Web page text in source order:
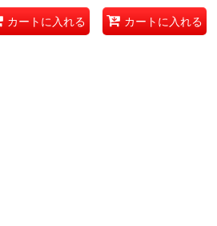
カートに入れる カートに入れる